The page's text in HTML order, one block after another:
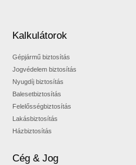
Kalkulátorok
Gépjármű biztosítás
Jogvédelem biztosítás
Nyugdíj biztosítás
Balesetbiztosítás
Felelősségbiztosítás
Lakásbiztosítás
Házbiztosítás
Cég & Jog